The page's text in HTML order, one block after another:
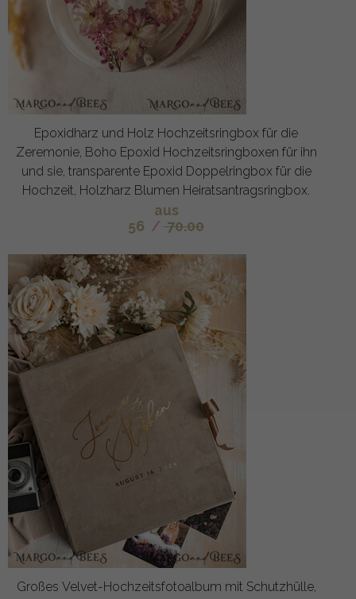
Epoxidharz und Holz Hochzeitsringbox für die
Zeremonie, Boho Epoxid Hochzeitsringboxen für ihn
und sie, transparente Epoxid Doppelringbox für die
Hochzeit, Holzharz Blumen Heiratsantragsringbox.
aus
56 / 70.00
Großes Velvet-Hochzeitsfotoalbum mit Schutzhülle,